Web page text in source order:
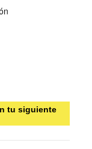
tu siguiente